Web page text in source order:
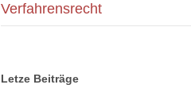
Verfahrensrecht
Letze Beiträge